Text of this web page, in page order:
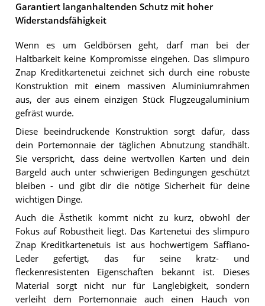
Garantiert langanhaltenden Schutz mit hoher
Widerstandsfähigkeit
Wenn es um Geldbörsen geht, darf man bei der
Haltbarkeit keine Kompromisse eingehen. Das slimpuro
Znap Kreditkartenetui zeichnet sich durch eine robuste
Konstruktion mit einem massiven Aluminiumrahmen
aus, der aus einem einzigen Stück Flugzeugaluminium
gefräst wurde.
Diese beeindruckende Konstruktion sorgt dafür, dass
dein Portemonnaie der täglichen Abnutzung standhält.
Sie verspricht, dass deine wertvollen Karten und dein
Bargeld auch unter schwierigen Bedingungen geschützt
bleiben - und gibt dir die nötige Sicherheit für deine
wichtigen Dinge.
Auch die Ästhetik kommt nicht zu kurz, obwohl der
Fokus auf Robustheit liegt. Das Kartenetui des slimpuro
Znap Kreditkartenetuis ist aus hochwertigem Saffiano-
Leder gefertigt, das für seine kratz- und
fleckenresistenten Eigenschaften bekannt ist. Dieses
Material sorgt nicht nur für Langlebigkeit, sondern
verleiht dem Portemonnaie auch einen Hauch von